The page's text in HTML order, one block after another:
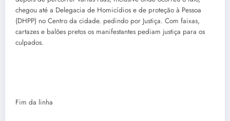
chegou até a Delegacia de Homicídios e de proteção à Pessoa
(DHPP) no Centro da cidade. pedindo por Justiça. Com faixas,
cartazes e balões pretos os manifestantes pediam justiça para os
culpados.
Fim da linha